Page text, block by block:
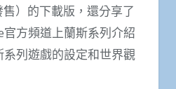
）的下載版，還分享了
方頻道上蘭斯系列介紹
列遊戲的設定和世界觀